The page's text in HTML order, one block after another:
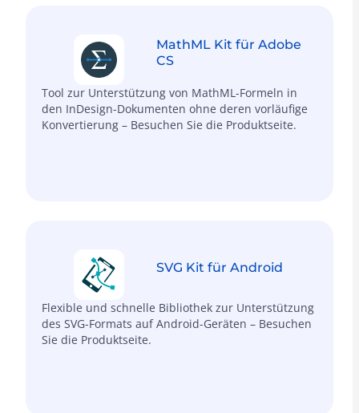
MathML Kit für Adobe
CS
Tool zur Unterstützung von MathML-Formeln in
den InDesign-Dokumenten ohne deren vorläufige
Konvertierung – Besuchen Sie die Produktseite.
SVG Kit für Android
Flexible und schnelle Bibliothek zur Unterstützung
des SVG-Formats auf Android-Geräten – Besuchen
Sie die Produktseite.